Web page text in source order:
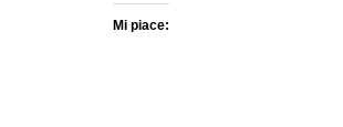
Mi piace: